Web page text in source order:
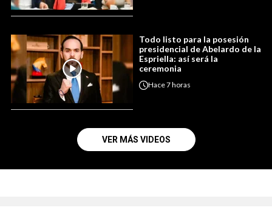
Todo listo para la posesión
presidencial de Abelardo de la
Espriella: así será la
ceremonia
Hace7 horas
VER MÁS VIDEOS